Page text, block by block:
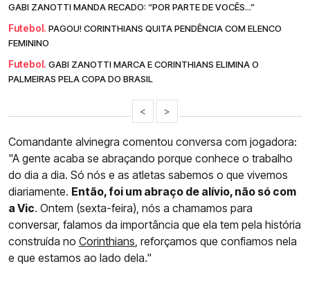
GABI ZANOTTI MANDA RECADO: “POR PARTE DE VOCÊS...”
Futebol. PAGOU! CORINTHIANS QUITA PENDÊNCIA COM ELENCO
FEMININO
Futebol. GABI ZANOTTI MARCA E CORINTHIANS ELIMINA O
PALMEIRAS PELA COPA DO BRASIL
< >
Comandante alvinegra comentou conversa com jogadora:
"A gente acaba se abraçando porque conhece o trabalho
do dia a dia. Só nós e as atletas sabemos o que vivemos
diariamente. Então, foi um abraço de alívio, não só com
a Vic. Ontem (sexta-feira), nós a chamamos para
conversar, falamos da importância que ela tem pela história
construída no Corinthians , reforçamos que confiamos nela
e que estamos ao lado dela."